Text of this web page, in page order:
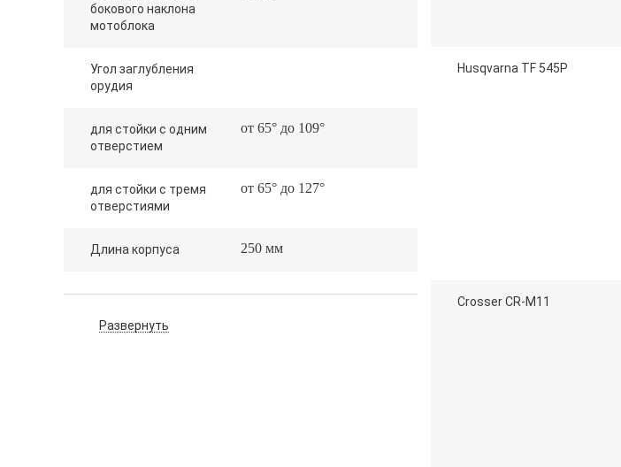
бокового наклона
мотоблока
Угол заглубления
орудия
для стойки с одним
отверстием
от 65° до 109°
для стойки с тремя
отверстиями
от 65° до 127°
Длина корпуса 250 мм
Развернуть
Husqvarna TF 545P
Crosser CR-M11